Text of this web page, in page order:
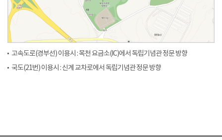
고속도로(경부선) 이용시 : 목천 요금소(IC)에서 독립기념관 정문 방향
국도(21번) 이용시 : 신계 교차로에서 독립기념관 정문 방향